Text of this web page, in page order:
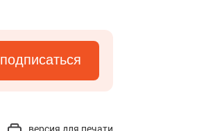
подписаться